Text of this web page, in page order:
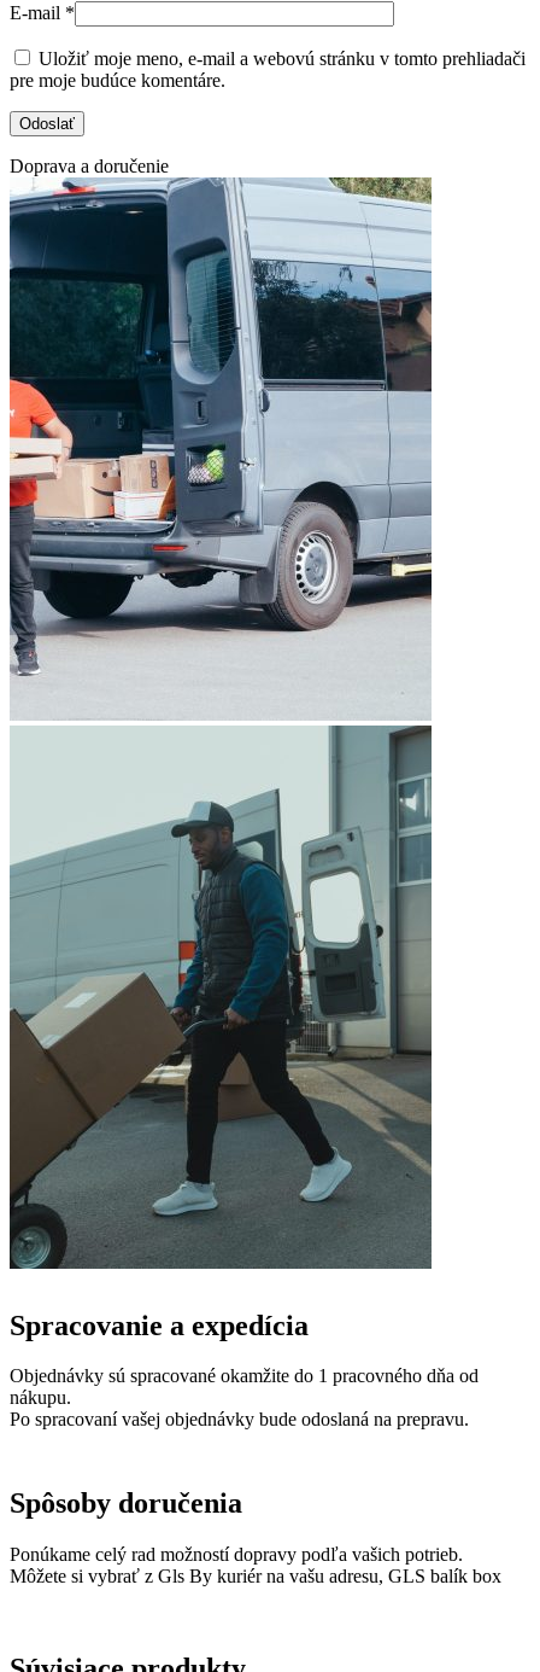
E-mail *
Uložiť moje meno, e-mail a webovú stránku v tomto prehliadači
pre moje budúce komentáre.
Doprava a doručenie
Spracovanie a expedícia
Objednávky sú spracované okamžite do 1 pracovného dňa od
nákupu.
Po spracovaní vašej objednávky bude odoslaná na prepravu.
Spôsoby doručenia
Ponúkame celý rad možností dopravy podľa vašich potrieb.
Môžete si vybrať z Gls By kuriér na vašu adresu, GLS balík box